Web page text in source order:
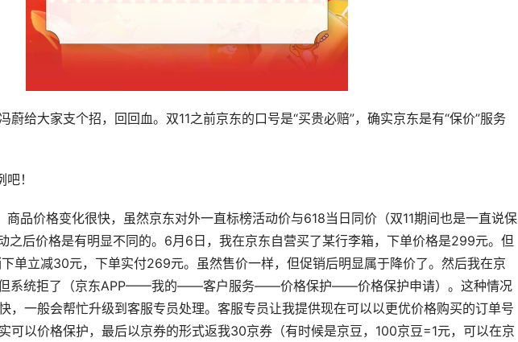
蔚给大家支个招，回回血。双11之前京东的口号是“买贵必赔”，确实京东是有“保价”服务
！
商品价格变化很快，虽然京东对外一直标榜活动价与618当日同价（双11期间也是一直说保
之后价格是有明显不同的。6月6日，我在京东自营买了某行李箱，下单价格是299元。但
单立减30元，下单实付269元。虽然售价一样，但促销后明显属于降价了。然后我在京
但系统拒了（京东APP——我的——客户服务——价格保护——价格保护申请）。这种情况
，一般会帮忙升级到客服专员处理。客服专员让我提供现在可以以更优价格购买的订单号
可以价格保护，最后以京券的形式返我30京券（有时候是京豆，100京豆=1元，可以在京